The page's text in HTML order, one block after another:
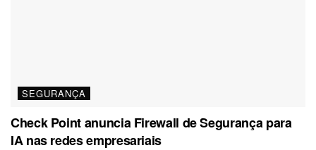
SEGURANÇA
Check Point anuncia Firewall de Segurança para
IA nas redes empresariais